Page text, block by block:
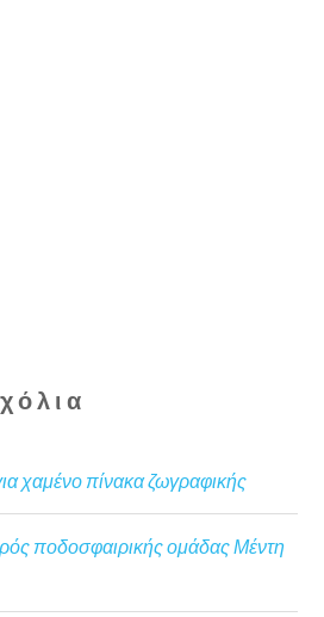
χαμένο πίνακα ζωγραφικής
ποδοσφαιρικής ομάδας Μέντη